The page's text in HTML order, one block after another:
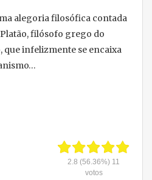
alegoria filosófica contada
filósofo grego do
que infelizmente se encaixa
2.8 (56.36%) 11
votos